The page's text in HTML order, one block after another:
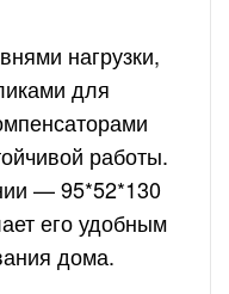
нагрузки,
для
работы.
— 95*52*130
его удобным
дома.